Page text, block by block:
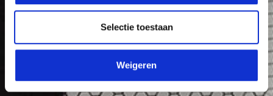
Selectie toestaan
Weigeren